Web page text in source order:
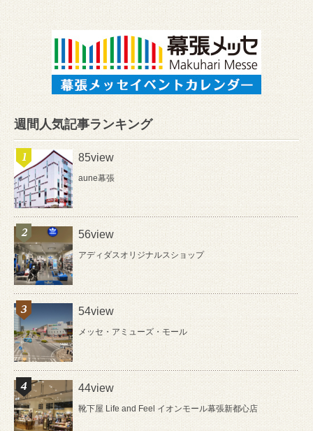
週間人気記事ランキング
85view
aune幕張
56view
アディダスオリジナルスショップ
54view
メッセ・アミューズ・モール
44view
靴下屋 Life and Feel イオンモール幕張新都心店